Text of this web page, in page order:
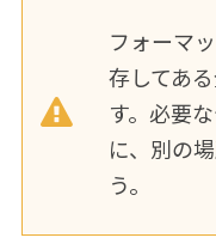
フォーマ
存してあ
す。必要
に、別の
う。